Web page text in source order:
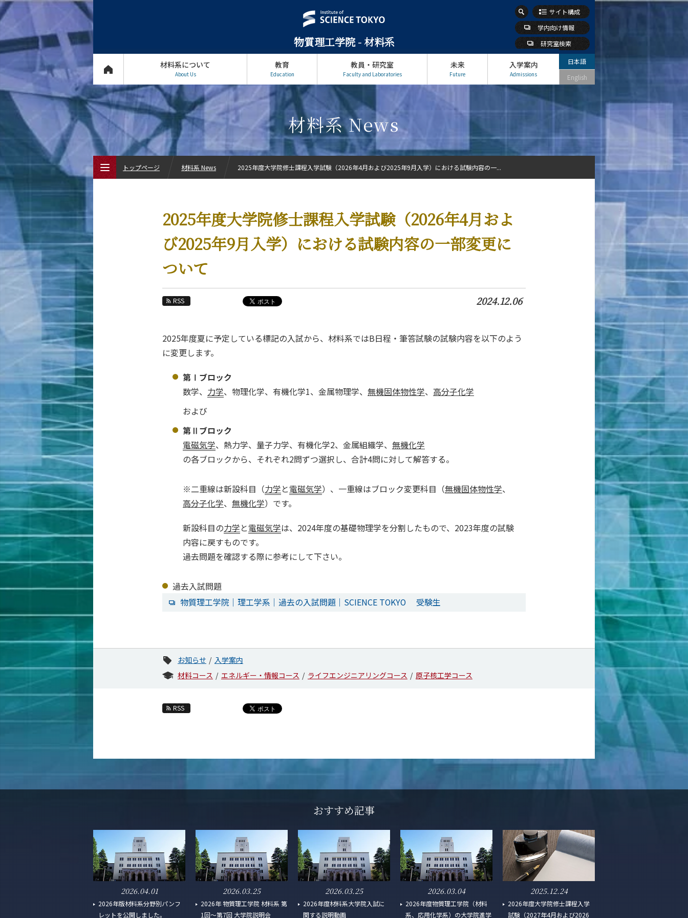
物質理工学院 - 材料系
サイト構成
学内向け情報
研究室検索
材料系について
About Us
教育
Education
教員・研究室
Faculty and Laboratories
未来
Future
入学案内
Admissions
日本語
English
材料系 News
2025年度大学院修士課程入学試験（2026年4月およ
び2025年9月入学）における試験内容の一部変更に
ついて
RSS 2024.12.06
2025年度夏に予定している標記の入試から、材料系ではB日程・筆答試験の試験内容を以下のよう
に変更します。
第Ⅰブロック
数学、 力学、物理化学、有機化学1、金属物理学、 無機固体物性学、 高分子化学
および
第Ⅱブロック
電磁気学、熱力学、量子力学、有機化学2、金属組織学、 無機化学
の各ブロックから、それぞれ2問ずつ選択し、合計4問に対して解答する。
※二重線は新設科目（力学と電磁気学）、一重線はブロック変更科目（無機固体物性学、
高分子化学、 無機化学）です。
新設科目の力学と電磁気学は、2024年度の基礎物理学を分割したもので、2023年度の試験
内容に戻すものです。
過去問題を確認する際に参考にして下さい。
過去入試問題
物質理工学院｜理工学系｜過去の入試問題｜SCIENCE TOKYO 受験生
お知らせ
入学案内
材料コース
エネルギー・情報コース ライフエンジニアリングコース 原子核工学コース
RSS
おすすめ記事
2026.04.01
2026年版材料系分野別パンフ
レットを公開しました。
2026.03.25
2026年 物質理工学院 材料系 第
1回～第7回 大学院説明会
2026.03.25
2026年度材料系大学院入試に
関する説明動画
2026.03.04
2026年度物質理工学院（材料
系、応用化学系）の大学院進学
2025.12.24
2026年度大学院修士課程入学
試験（2027年4月および2026
トップページ 材料系 News 2025年度大学院修士課程入学試験（2026年4月および2025年9月入学）における試験内容の一...